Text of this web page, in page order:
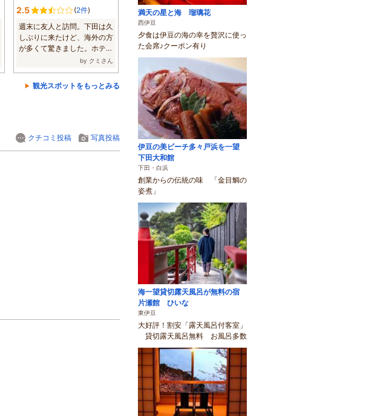
2.5 (2件)
週末に友人と訪問。下田は久
しぶりに来たけど、海外の方
が多くて驚きました。ホテル
by クミさん
観光スポットをもっとみる
クチコミ投稿 写真投稿
満天の星と海 瑠璃花
西伊豆
夕食は伊豆の海の幸を贅沢に使っ
た会席♪クーポン有り
伊豆の美ビーチ多々戸浜を一望
下田大和館
下田・白浜
創業からの伝統の味 「金目鯛の
姿煮」
海一望貸切露天風呂が無料の宿
片瀬館 ひいな
東伊豆
大好評！割安「露天風呂付客室」
貸切露天風呂無料 お風呂多数